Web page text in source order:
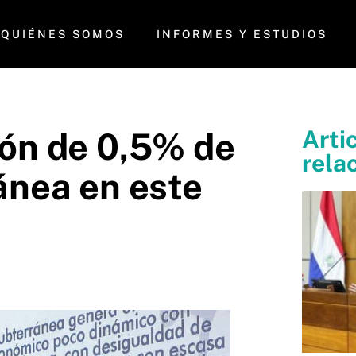
QUIÉNES SOMOS INFORMES Y ESTUDIOS
de 0,5% de
en este